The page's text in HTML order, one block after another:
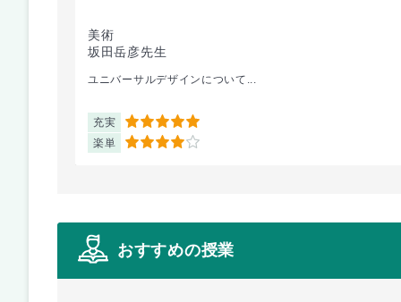
美術
坂田岳彦先生
ユニバーサルデザインについて...
充実 5
楽単 4
おすすめの授業